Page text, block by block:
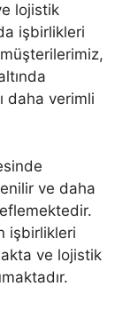
lojistik
işbirlikleri
daha verimli
ve daha
işbirlikleri
ve lojistik